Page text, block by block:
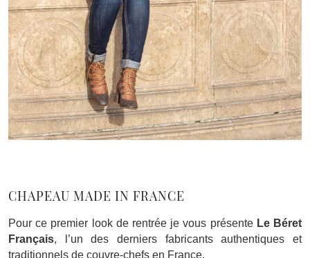
CHAPEAU MADE IN FRANCE
Pour ce premier look de rentrée je vous présente Le Béret
Français, l’un des derniers fabricants authentiques et
traditionnels de couvre-chefs en France.